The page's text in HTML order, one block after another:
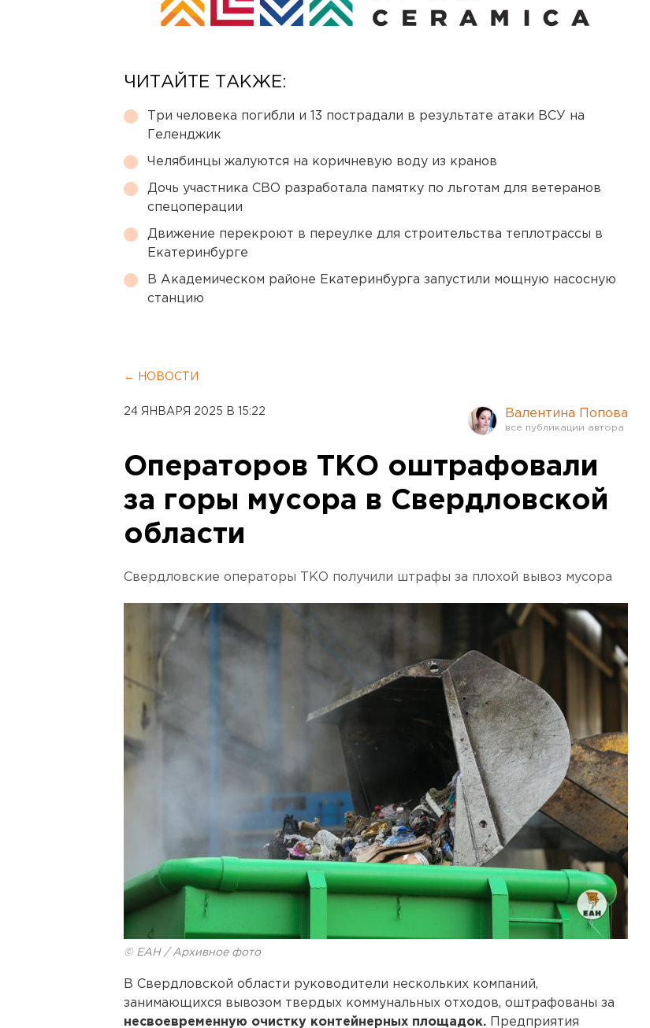
ЧИТАЙТЕ ТАКЖЕ:
Три человека погибли и 13 пострадали в результате атаки ВСУ на
Геленджик
Челябинцы жалуются на коричневую воду из кранов
Дочь участника СВО разработала памятку по льготам для ветеранов
спецоперации
Движение перекроют в переулке для строительства теплотрассы в
Екатеринбурге
В Академическом районе Екатеринбурга запустили мощную насосную
станцию
← НОВОСТИ
24 ЯНВАРЯ 2025 В 15:22 Валентина Попова
Операторов ТКО оштрафовали
за горы мусора в Свердловской
области
Свердловские операторы ТКО получили штрафы за плохой вывоз мусора
© ЕАН / Архивное фото
В Свердловской области руководители нескольких компаний,
занимающихся вывозом твердых коммунальных отходов, оштрафованы за
несвоевременную очистку контейнерных площадок. Предприятия